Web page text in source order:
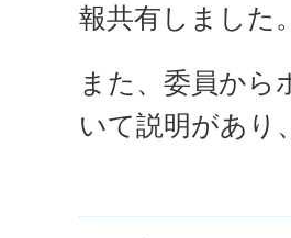
報共有しました
また、委員から
いて説明があり